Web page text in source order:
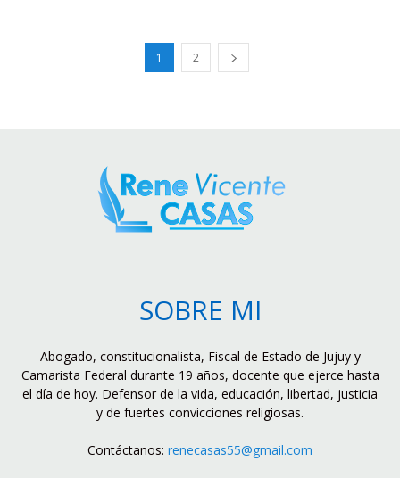
1 2
SOBRE MI
Abogado, constitucionalista, Fiscal de Estado de Jujuy y
Camarista Federal durante 19 años, docente que ejerce hasta
el día de hoy. Defensor de la vida, educación, libertad, justicia
y de fuertes convicciones religiosas.
Contáctanos: renecasas55@gmail.com